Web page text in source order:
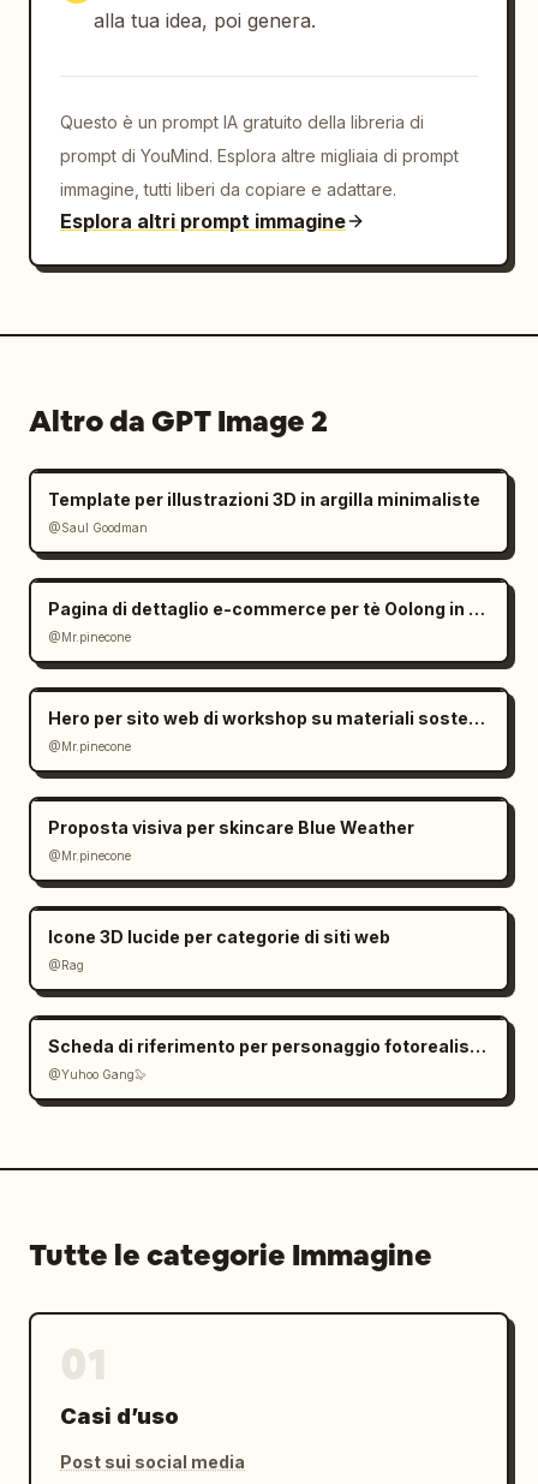
alla tua idea, poi genera.
Questo è un prompt IA gratuito della libreria di
prompt di YouMind. Esplora altre migliaia di prompt
immagine, tutti liberi da copiare e adattare.
Esplora altri prompt immagine
Altro da GPT Image 2
Template per illustrazioni 3D in argilla minimaliste
@Saul Goodman
Pagina di dettaglio e-commerce per tè Oolong in stile Zen
@Mr.pinecone
Hero per sito web di workshop su materiali sostenibili
@Mr.pinecone
Proposta visiva per skincare Blue Weather
@Mr.pinecone
Icone 3D lucide per categorie di siti web
@Rag
Scheda di riferimento per personaggio fotorealistico
@Yuhoo Gang🦭
Tutte le categorie Immagine
Casi d’uso
Post sui social media